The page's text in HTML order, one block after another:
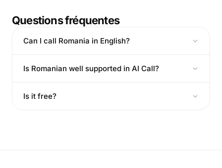
Questions fréquentes
Can I call Romania in English?
Is Romanian well supported in AI Call?
Is it free?